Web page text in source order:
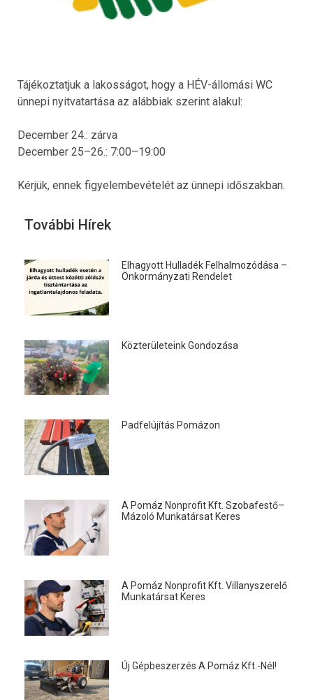
Tájékoztatjuk a lakosságot, hogy a HÉV-állomási WC
ünnepi nyitvatartása az alábbiak szerint alakul:
December 24.: zárva
December 25–26.: 7:00–19:00
Kérjük, ennek figyelembevételét az ünnepi időszakban.
További Hírek
Elhagyott Hulladék Felhalmozódása –
Önkormányzati Rendelet
Közterületeink Gondozása
Padfelújítás Pomázon
A Pomáz Nonprofit Kft. Szobafestő–
Mázoló Munkatársat Keres
A Pomáz Nonprofit Kft. Villanyszerelő
Munkatársat Keres
Új Gépbeszerzés A Pomáz Kft.-Nél!